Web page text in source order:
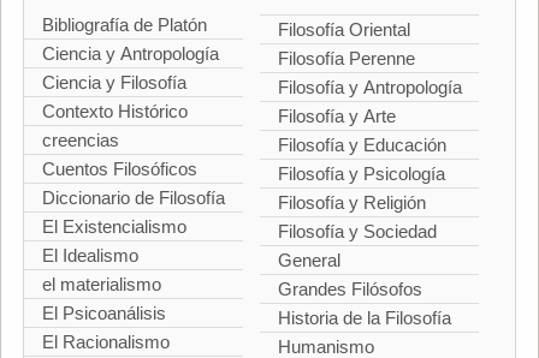
Bibliografía de Platón
Ciencia y Antropología
Ciencia y Filosofía
Contexto Histórico
creencias
Cuentos Filosóficos
Diccionario de Filosofía
El Existencialismo
El Idealismo
el materialismo
El Psicoanálisis
El Racionalismo
Filosofía Oriental
Filosofía Perenne
Filosofía y Antropología
Filosofía y Arte
Filosofía y Educación
Filosofía y Psicología
Filosofía y Religión
Filosofía y Sociedad
General
Grandes Filósofos
Historia de la Filosofía
Humanismo